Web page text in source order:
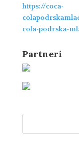
https://coca-
cola-podrska-
Partneri